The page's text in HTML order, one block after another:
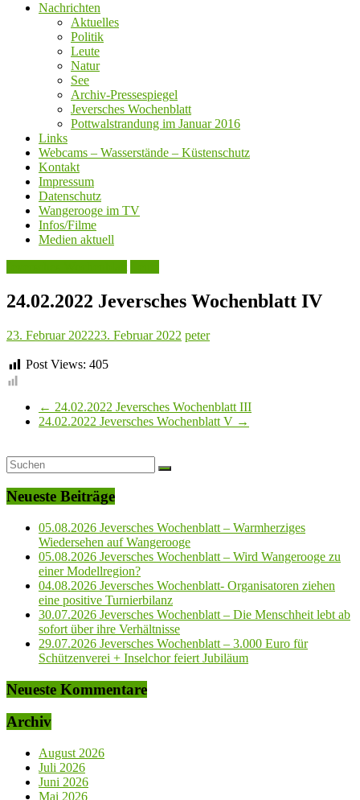
Nachrichten
Aktuelles
Politik
Leute
Natur
See
Archiv-Pressespiegel
Jeversches Wochenblatt
Pottwalstrandung im Januar 2016
Links
Webcams – Wasserstände – Küstenschutz
Kontakt
Impressum
Datenschutz
Wangerooge im TV
Infos/Filme
Medien aktuell
24.02.2022 Jeversches Wochenblatt IV
23. Februar 202223. Februar 2022 peter
Post Views: 405
← 24.02.2022 Jeversches Wochenblatt III
24.02.2022 Jeversches Wochenblatt V →
Neueste Beiträge
05.08.2026 Jeversches Wochenblatt – Warmherziges
Wiedersehen auf Wangerooge
05.08.2026 Jeversches Wochenblatt – Wird Wangerooge zu
einer Modellregion?
04.08.2026 Jeversches Wochenblatt- Organisatoren ziehen
eine positive Turnierbilanz
30.07.2026 Jeversches Wochenblatt – Die Menschheit lebt ab
sofort über ihre Verhältnisse
29.07.2026 Jeversches Wochenblatt – 3.000 Euro für
Schützenverei + Inselchor feiert Jubiläum
Neueste Kommentare
Archiv
August 2026
Juli 2026
Juni 2026
Mai 2026